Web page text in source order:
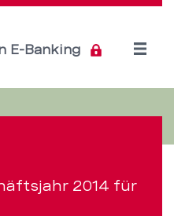
E-Banking
Open
2014 für